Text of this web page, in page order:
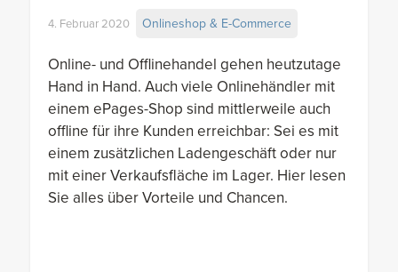
4. Februar 2020 Onlineshop & E-Commerce
Online- und Offlinehandel gehen heutzutage
Hand in Hand. Auch viele Onlinehändler mit
einem ePages-Shop sind mittlerweile auch
offline für ihre Kunden erreichbar: Sei es mit
einem zusätzlichen Ladengeschäft oder nur
mit einer Verkaufsfläche im Lager. Hier lesen
Sie alles über Vorteile und Chancen.